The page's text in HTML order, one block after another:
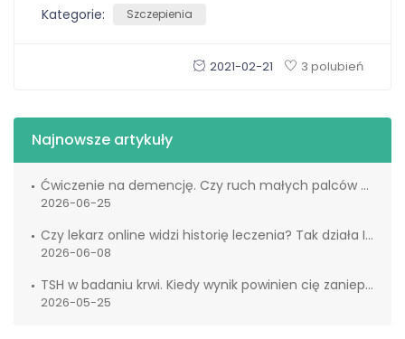
Kategorie: Szczepienia
2021-02-21 3 polubień
Najnowsze artykuły
Ćwiczenie na demencję. Czy ruch małych palców naprawdę wspiera mózg?
2026-06-25
Czy lekarz online widzi historię leczenia? Tak działa IKP
2026-06-08
TSH w badaniu krwi. Kiedy wynik powinien cię zaniepokoić?
2026-05-25